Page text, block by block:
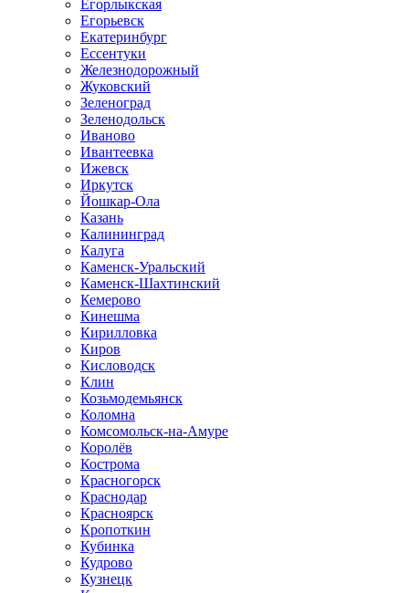
Егорлыкская
Егорьевск
Екатеринбург
Ессентуки
Железнодорожный
Жуковский
Зеленоград
Зеленодольск
Иваново
Ивантеевка
Ижевск
Иркутск
Йошкар-Ола
Казань
Калининград
Калуга
Каменск-Уральский
Каменск-Шахтинский
Кемерово
Кинешма
Кирилловка
Киров
Кисловодск
Клин
Козьмодемьянск
Коломна
Комсомольск-на-Амуре
Королёв
Кострома
Красногорск
Краснодар
Красноярск
Кропоткин
Кубинка
Кудрово
Кузнецк